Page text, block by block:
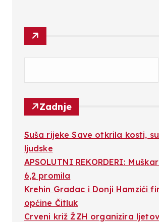
Zadnje
Suša rijeke Save otkrila kosti,
ljudske
APSOLUTNI REKORDERI:
6,2 promila
Krehin Gradac i Donji Hamzići
općine Čitluk
Crveni križ ŽZH organizira